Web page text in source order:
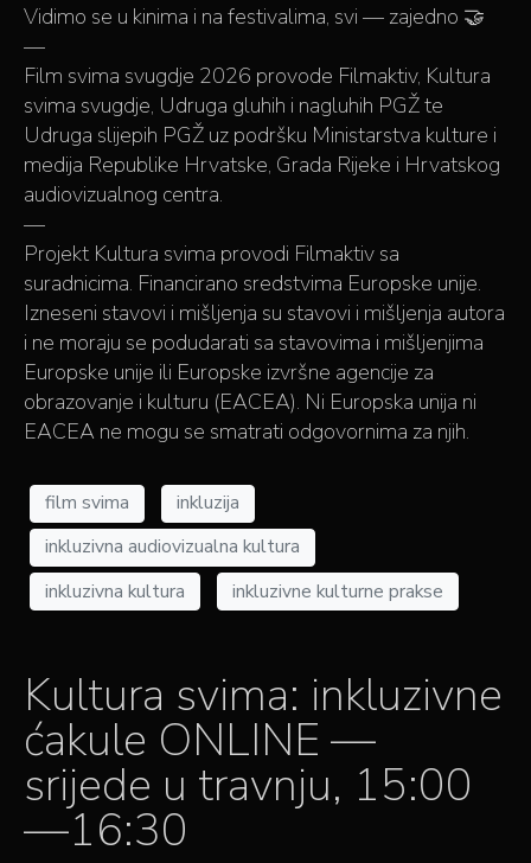
Vidimo se u kinima i na festivalima, svi — zajedno 🤝
—
Film svima svugdje 2026 provode Filmaktiv, Kultura
svima svugdje, Udruga gluhih i nagluhih PGŽ te
Udruga slijepih PGŽ uz podršku Ministarstva kulture i
medija Republike Hrvatske, Grada Rijeke i Hrvatskog
audiovizualnog centra.
—
Projekt Kultura svima provodi Filmaktiv sa
suradnicima. Financirano sredstvima Europske unije.
Izneseni stavovi i mišljenja su stavovi i mišljenja autora
i ne moraju se podudarati sa stavovima i mišljenjima
Europske unije ili Europske izvršne agencije za
obrazovanje i kulturu (EACEA). Ni Europska unija ni
EACEA ne mogu se smatrati odgovornima za njih.
film svima
inkluzija
inkluzivna audiovizualna kultura
inkluzivna kultura
inkluzivne kulturne prakse
Kultura svima: inkluzivne
ćakule ONLINE —
srijede u travnju, 15:00
—16:30